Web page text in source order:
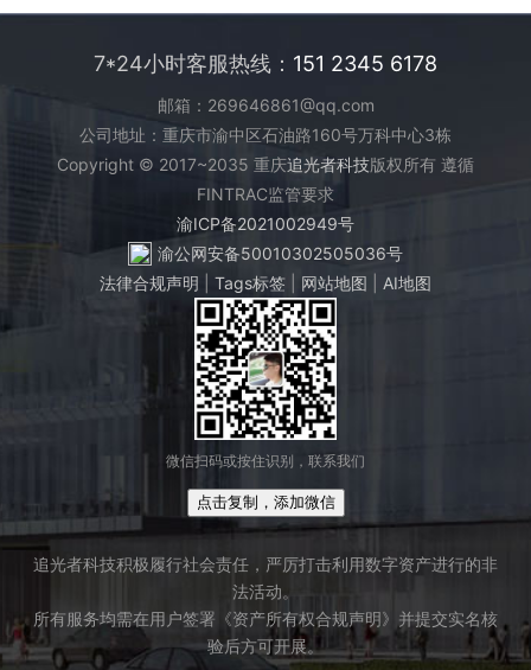
7*24小时客服热线： 151 2345 6178
邮箱：269646861@qq.com
公司地址：重庆市渝中区石油路160号万科中心3栋
Copyright © 2017~2035 重庆追光者科技版权所有 遵循
FINTRAC监管要求
渝ICP备2021002949号
渝公网安备50010302505036号
法律合规声明
Tags标签 网站地图 AI地图
微信扫码或按住识别，联系我们
点击复制，添加微信
追光者科技积极履行社会责任，严厉打击利用数字资产进行的非
法活动。
所有服务均需在用户签署《资产所有权合规声明》并提交实名核
验后方可开展。